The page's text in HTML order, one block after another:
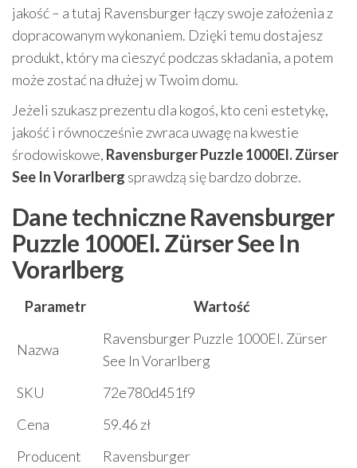
jakość – a tutaj Ravensburger łączy swoje założenia z
dopracowanym wykonaniem. Dzięki temu dostajesz
produkt, który ma cieszyć podczas składania, a potem
może zostać na dłużej w Twoim domu.
Jeżeli szukasz prezentu dla kogoś, kto ceni estetykę,
jakość i równocześnie zwraca uwagę na kwestie
środowiskowe, Ravensburger Puzzle 1000El. Zürser
See In Vorarlberg sprawdzą się bardzo dobrze.
Dane techniczne Ravensburger
Puzzle 1000El. Zürser See In
Vorarlberg
Parametr Wartość
Nazwa
Ravensburger Puzzle 1000El. Zürser
See In Vorarlberg
SKU
72e780d451f9
Cena
59.46 zł
Producent
Ravensburger